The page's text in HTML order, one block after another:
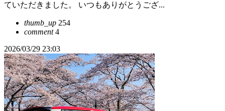
ていただきました。 いつもありがとうござ...
thumb_up 254
comment4
2026/03/29 23:03